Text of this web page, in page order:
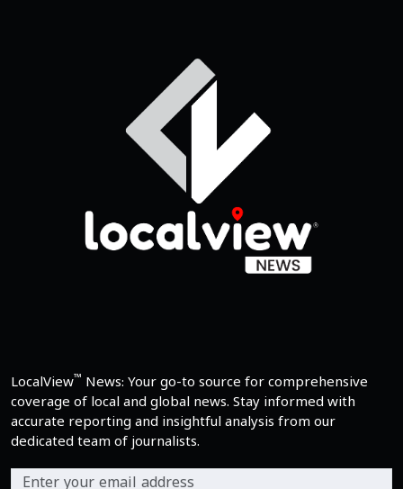
LocalView™ News: Your go-to source for comprehensive
coverage of local and global news. Stay informed with
accurate reporting and insightful analysis from our
dedicated team of journalists.